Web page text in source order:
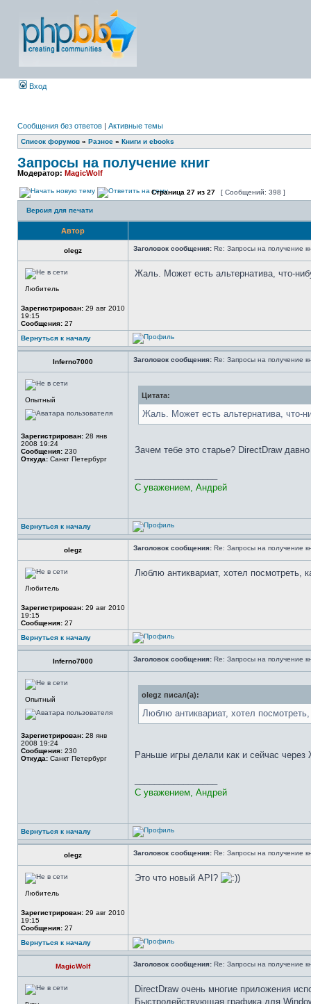
Вход
Сообщения без ответов | Активные темы
Список форумов » Разное » Книги и ebooks
Запросы на получение книг
Модератор: MagicWolf
Страница 27 из 27 [ Сообщений: 398 ]
Версия для печати
Автор
olegz Заголовок сообщения: Re: Запросы на получение
Любитель
Зарегистрирован: 29 авг 2010
19:15
Сообщения: 27
Жаль. Может есть альтернатива, что-
Вернуться к началу
Inferno7000 Заголовок сообщения: Re: Запросы на получение
Опытный
Зарегистрирован: 28 янв
2008 19:24
Сообщения: 230
Откуда: Санкт Петербург
Цитата:
Жаль. Может есть альтернатива, что-
Зачем тебе это старье? DirectDraw
С уважением, Андрей
Вернуться к началу
olegz Заголовок сообщения: Re: Запросы на получение
Любитель
Зарегистрирован: 29 авг 2010
19:15
Сообщения: 27
Люблю антиквариат, хотел посмотреть,
Вернуться к началу
Inferno7000 Заголовок сообщения: Re: Запросы на получение
Опытный
Зарегистрирован: 28 янв
2008 19:24
Сообщения: 230
Откуда: Санкт Петербург
olegz писал(а):
Люблю антиквариат, хотел
Раньше игры делали как и сейчас
С уважением, Андрей
Вернуться к началу
olegz Заголовок сообщения: Re: Запросы на получение
Любитель
Зарегистрирован: 29 авг 2010
19:15
Сообщения: 27
Это что новый API? )
Вернуться к началу
MagicWolf Заголовок сообщения: Re: Запросы на получение
DirectDraw очень многие приложения
Быстродействующая графика для